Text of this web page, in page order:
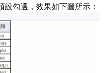
勾選，效果如下圖所示：